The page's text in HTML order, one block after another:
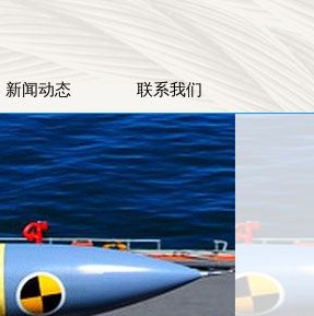
新闻动态 联系我们